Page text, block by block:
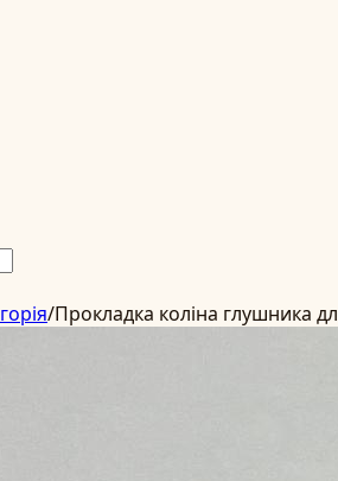
/Прокладка коліна глушника